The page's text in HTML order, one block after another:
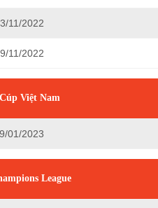
11/2022
11/2022
Việt Nam
01/2023
League